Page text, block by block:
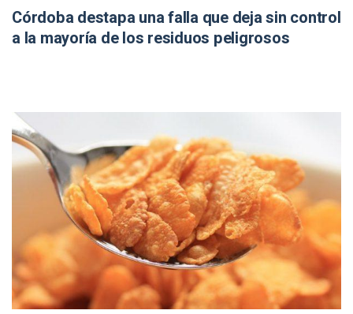
Córdoba destapa una falla que deja sin control
a la mayoría de los residuos peligrosos